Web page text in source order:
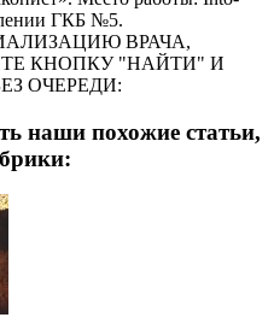
ГКБ №5.
ВРАЧА,
КНОПКУ "НАЙТИ" И
ОЧЕРЕДИ:
наши похожие статьи,